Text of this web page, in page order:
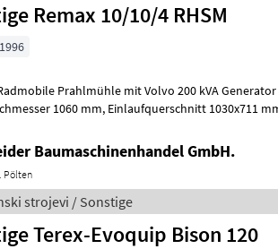
Remax 10/10/4 RHSM
mm, Einlaufquerschnitt 1030x711 mm, voll
Baumaschinenhandel GmbH.
Pölten
strojevi / Sonstige
Terex-Evoquip Bison 120